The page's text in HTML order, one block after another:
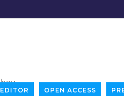
EDITOR OPEN ACCESS